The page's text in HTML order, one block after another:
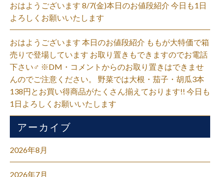
おはようございます 8/7(金)本日のお値段紹介 今日も1日
よろしくお願いいたします
おはようございます 本日のお値段紹介 ももが大特価で箱
売りで登場しています お取り置きもできますのでお電話
下さい‍♂️ ※DM・コメントからのお取り置きはできませ
んのでご注意ください。 野菜では大根・茄子・胡瓜3本
138円とお買い得商品がたくさん揃えております!! 今日も
1日よろしくお願いいたします
アーカイブ
2026年8月
2026年7月